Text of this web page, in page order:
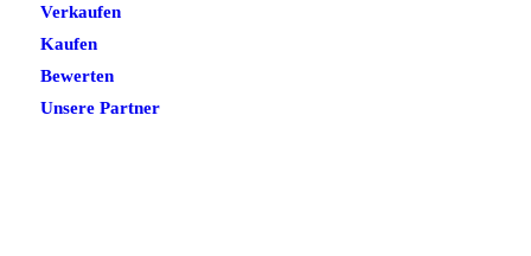
Verkaufen
Kaufen
Bewerten
Unsere Partner